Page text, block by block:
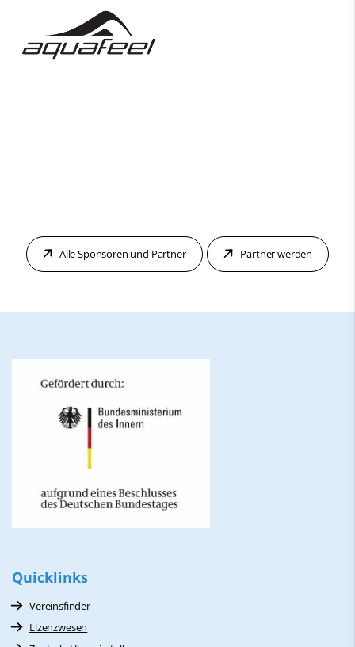
Alle Sponsoren und Partner Partner werden
Quicklinks
Vereinsfinder
Lizenzwesen